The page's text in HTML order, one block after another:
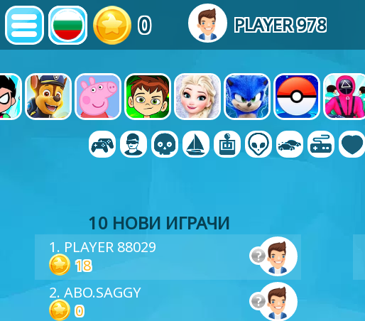
0 PLAYER 978
10 НОВИ ИГРАЧИ
1. PLAYER 88029
18
2. ABO.SAGGY
0